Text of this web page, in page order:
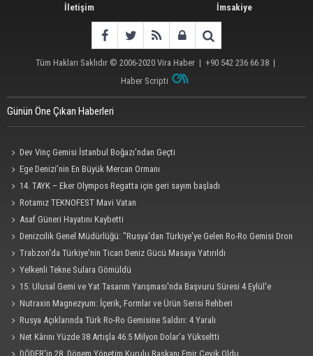
İletişim
İmsakiye
Tüm Hakları Saklıdır © 2006-2020 Vira Haber | +90 542 236 66 38 |
Haber Scripti
Günün Öne Çıkan Haberleri
Dev Vinç Gemisi İstanbul Boğazı'ndan Geçti
Ege Denizi’nin En Büyük Mercan Ormanı
14. TAYK – Eker Olympos Regatta için geri sayım başladı
Rotamız TEKNOFEST Mavi Vatan
Asaf Güneri Hayatını Kaybetti
Denizcilik Genel Müdürlüğü: "Rusya'dan Türkiye'ye Gelen Ro-Ro Gemisi Dron
Saldırısına Uğradı"
Trabzon'da Türkiye'nin Ticari Deniz Gücü Masaya Yatırıldı
Yelkenli Tekne Sulara Gömüldü
15. Ulusal Gemi ve Yat Tasarım Yarışması'nda Başvuru Süresi 4 Eylül'e
Uzatıldı
Nutraxin Magnezyum: İçerik, Formlar ve Ürün Serisi Rehberi
Rusya Açıklarında Türk Ro-Ro Gemisine Saldırı: 4 Yaralı
Net Kârını Yüzde 38 Artışla 46.5 Milyon Dolar’a Yükseltti
DÖDER'in 28. Dönem Yönetim Kurulu Başkanı Emir Çevik Oldu